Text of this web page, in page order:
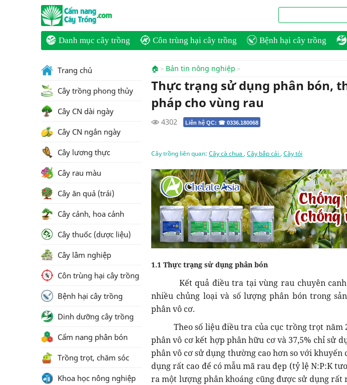
Danh mục cây trồng Côn trùng hại cây trồng Bệnh hại cây trồng
🏠 Bản tin nông nghiệp
Thực trạng sử dụng phân bón,
pháp cho vùng rau
4302 Liên hệ QC: ☎ 0336.180068
Cây trồng liên quan: Cây cà chua , Cây bắp cải , Cây tỏi
1.1 Thực trạng sử dụng phân bón
Kết quả điều tra tại vùng rau chuyên canh
nhiều chủng loại và số lượng phân bón trong
phân vô cơ.
Theo số liệu điều tra của cục trồng trọt năm
phân vô cơ kết hợp phân hữu cơ và 37,5% chỉ sử
phân vô cơ sử dụng thường cao hơn so với khuyến
dụng rất cao để có mẫu mã rau đẹp (tỷ lệ N:P:K
ra một lượng phân khoáng cũng được sử dụng rất
Trang chủ
Cây trồng phong thủy
Cây CN dài ngày
Cây CN ngắn ngày
Cây lương thực
Cây rau màu
Cây ăn quả (trái)
Cây cảnh, hoa cảnh
Cây thuốc (dược liệu)
Cây lâm nghiệp
Côn trùng hại cây trồng
Bệnh hại cây trồng
Dinh dưỡng cây trồng
Cẩm nang phân bón
Trồng trọt, chăm sóc
Khoa học nông nghiệp